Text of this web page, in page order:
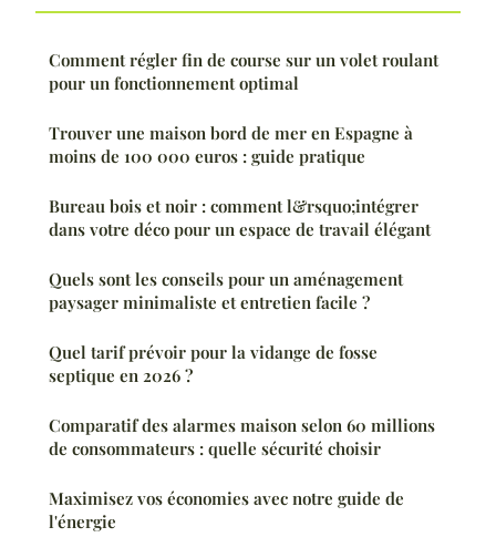
Comment régler fin de course sur un volet roulant
pour un fonctionnement optimal
Trouver une maison bord de mer en Espagne à
moins de 100 000 euros : guide pratique
Bureau bois et noir : comment l&rsquo;intégrer
dans votre déco pour un espace de travail élégant
Quels sont les conseils pour un aménagement
paysager minimaliste et entretien facile ?
Quel tarif prévoir pour la vidange de fosse
septique en 2026 ?
Comparatif des alarmes maison selon 60 millions
de consommateurs : quelle sécurité choisir
Maximisez vos économies avec notre guide de
l'énergie